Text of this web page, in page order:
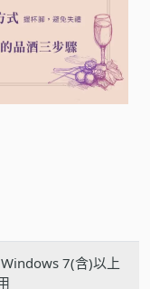
7(含)以上